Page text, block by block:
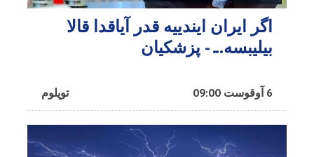
اگر ایران ایندییه قدر آیاقدا قالا
بیلیبسه... - پزشکیان
توپلوم 6 آوقوست 09:00